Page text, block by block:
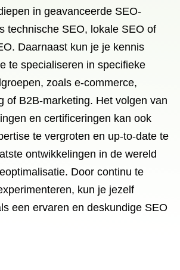
in geavanceerde SEO-
technische SEO, lokale SEO of
Daarnaast kun je je kennis
te specialiseren in specifieke
zoals e-commerce,
of B2B-marketing. Het volgen van
en certificeringen kan ook
te vergroten en up-to-date te
ontwikkelingen in de wereld
Door continu te
kun je jezelf
een ervaren en deskundige SEO